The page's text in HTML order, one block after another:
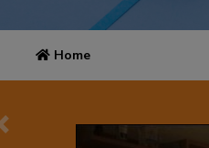
Home
Precedente